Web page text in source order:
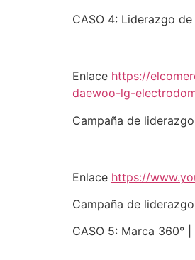
CASO 4: Liderazgo
Enlace https://
daewoo-lg-
Campaña de
Enlace https://
Campaña de
CASO 5: Marca 360°